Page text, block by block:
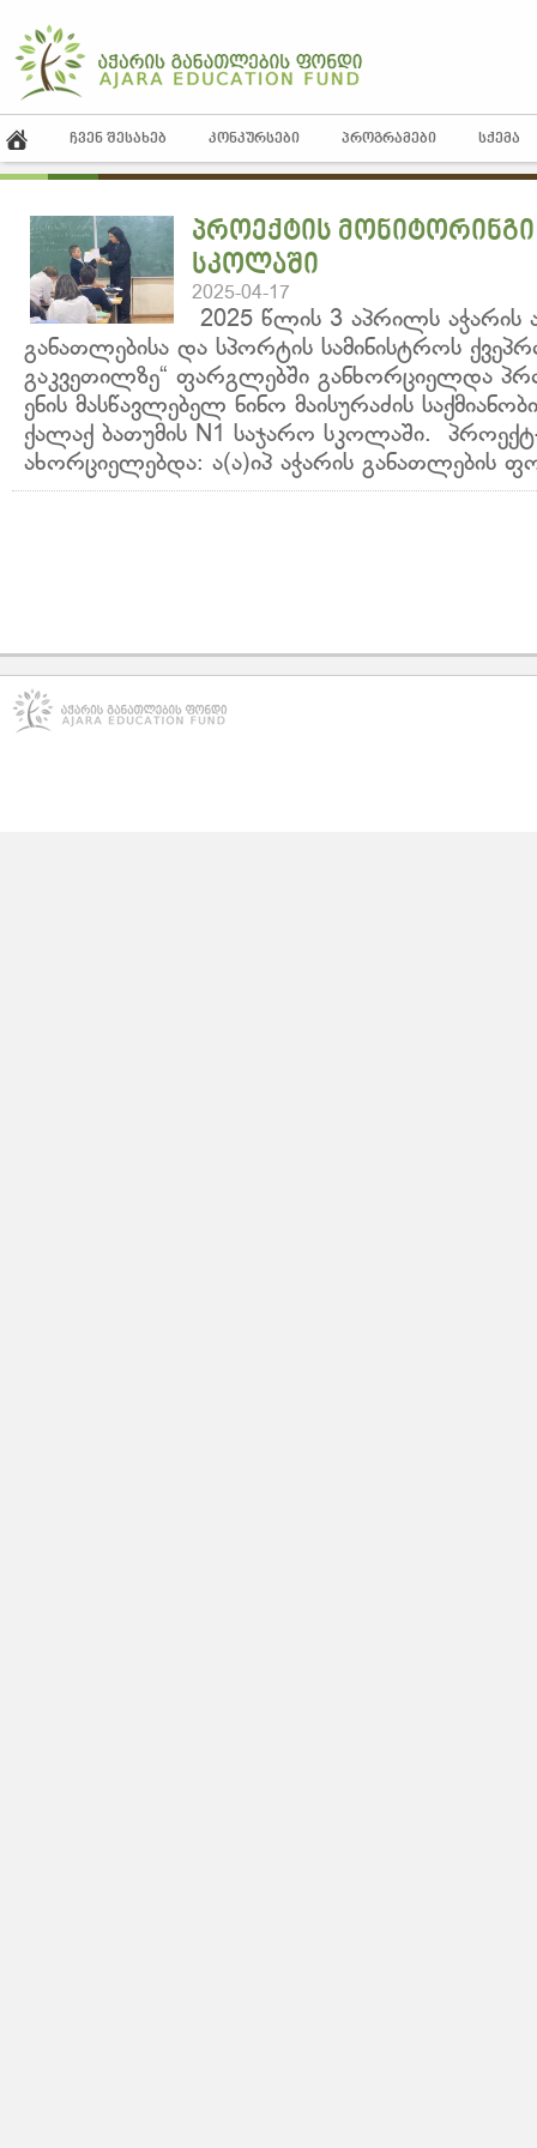
ᲩᲕᲔᲜ ᲨᲔᲡᲐᲮᲔᲑ ᲙᲝᲜᲙᲣᲠᲡᲔᲑᲘ ᲞᲠᲝᲒᲠᲐᲛᲔᲑᲘ ᲡᲥᲔᲛᲐ
პროექტის მონიტორინგი
სკოლაში
2025-04-17
2025 წლის 3 აპრილს აჭარის
განათლებისა და სპორტის სამინისტროს
გაკვეთილზე“ ფარგლებში განხორციელდა
ენის მასწავლებელ ნინო მაისურაძის
ქალაქ ბათუმის N1 საჯარო სკოლაში.
ახორციელებდა: ა(ა)იპ აჭარის განათლების